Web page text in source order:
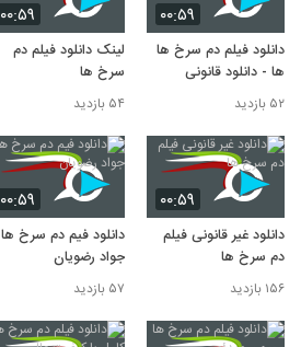
۰۰:۵۹
دانلود فیلم دم سرخ ها
ها - دانلود قانونی
۵۲ بازدید
۰۰:۵۹
لینک دانلود فیلم دم
سرخ ها
۵۴ بازدید
۰۰:۵۹
دانلود غیر قانونی فیلم
دم سرخ ها
۱۵۶ بازدید
۰۰:۵۹
دانلود فیم دم سرخ ها
جواد رضویان
۵۷ بازدید